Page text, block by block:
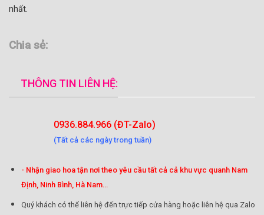
nhất.
Chia sẻ:
THÔNG TIN LIÊN HỆ:
0936.884.966 (ĐT-Zalo)
(Tất cả các ngày trong tuần)
- Nhận giao hoa tận nơi theo yêu cầu tất cả cả khu vực quanh Nam
Định, Ninh Bình, Hà Nam...
Quý khách có thể liên hệ đến trực tiếp cửa hàng hoặc liên hệ qua Zalo